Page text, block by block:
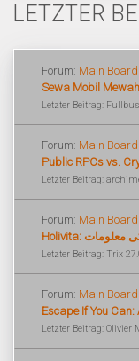
LETZTER
Forum: Main Board
Sewa Mobil
Letzter Beitrag:
Forum: Main Board
Public RPCs vs.
Letzter Beitrag:
Forum: Main Board
Letzter Beitrag: Trix
Forum: Main Board
Escape If You Can:
Letzter Beitrag: Olivier